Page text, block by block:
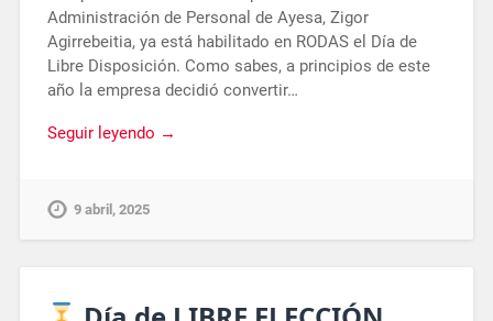
Administración de Personal de Ayesa, Zigor
Agirrebeitia, ya está habilitado en RODAS el Día de
Libre Disposición. Como sabes, a principios de este
año la empresa decidió convertir…
Seguir leyendo →
9 abril, 2025